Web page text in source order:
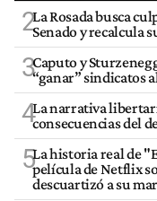
2La Rosada busca
Senado y recalcula
3Caputo y
“ganar” sindicatos
4La narrativa
consecuencias del
5La historia real de
película de Netflix
descuartizó a su